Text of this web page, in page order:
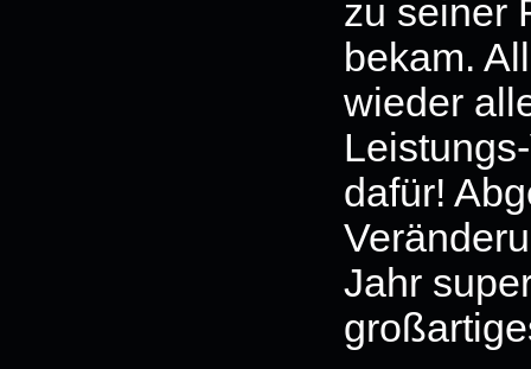
zu seiner
bekam.
wieder
dafür!
Jahr